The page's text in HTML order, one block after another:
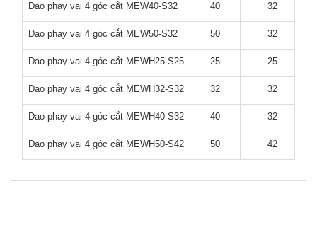
Dao phay vai 4 góc cắt MEW40-S32 40 32
Dao phay vai 4 góc cắt MEW50-S32 50 32
Dao phay vai 4 góc cắt MEWH25-S25 25 25
Dao phay vai 4 góc cắt MEWH32-S32 32 32
Dao phay vai 4 góc cắt MEWH40-S32 40 32
Dao phay vai 4 góc cắt MEWH50-S42 50 42